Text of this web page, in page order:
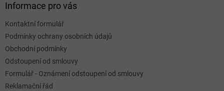
Informace pro vás
Kontaktní formulář
Podmínky ochrany osobních údajů
Obchodní podmínky
Odstoupení od smlouvy
Formulář - Oznámení odstoupení od smlouvy
Reklamační řád